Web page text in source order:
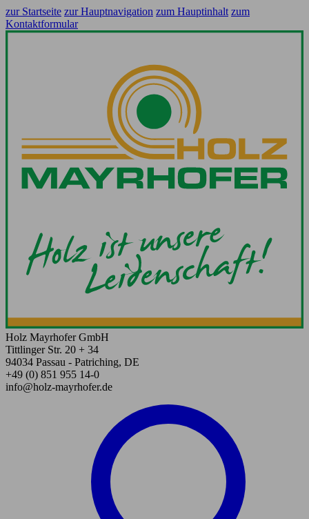
zur Startseite zur Hauptnavigation zum Hauptinhalt zum
Kontaktformular
Holz Mayrhofer GmbH
Tittlinger Str. 20 + 34
94034 Passau - Patriching, DE
+49 (0) 851 955 14-0
info@holz-mayrhofer.de